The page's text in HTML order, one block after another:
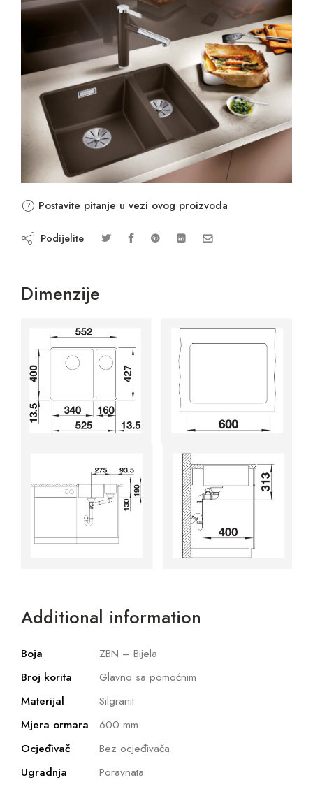
Postavite pitanje u vezi ovog proizvoda
Podijelite
Dimenzije
Additional information
Boja
ZBN – Bijela
Broj korita
Glavno sa pomoćnim
Materijal
Silgranit
Mjera ormara
600 mm
Ocjeđivač
Bez ocjeđivača
Ugradnja
Poravnata